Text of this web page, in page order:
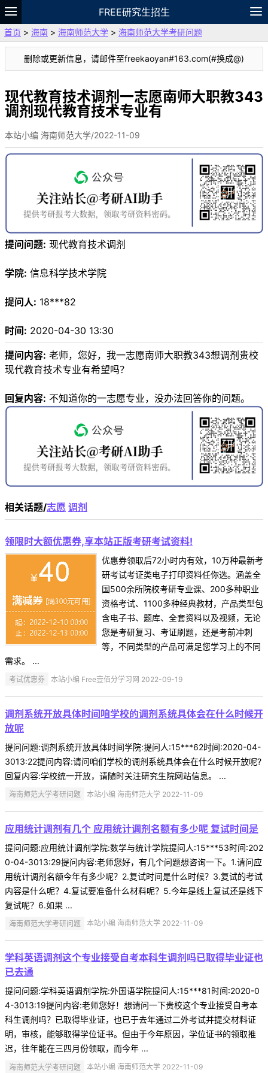
FREE研究生招生
题库
故事 专题 APP 笔记
论坛
VIP
资料
首页 > 海南 > 海南师范大学 > 海南师范大学考研问题
删除或更新信息，请邮件至freekaoyan#163.com(#换成@)
现代教育技术调剂一志愿南师大职教343
调剂现代教育技术专业有
本站小编 海南师范大学/2022-11-09
提问问题: 现代教育技术调剂
学院: 信息科学技术学院
提问人: 18***82
时间: 2020-04-30 13:30
提问内容: 老师，您好，我一志愿南师大职教343想调剂贵校
现代教育技术专业有希望吗？
回复内容: 不知道你的一志愿专业，没办法回答你的问题。
相关话题/志愿 调剂
领限时大额优惠券,享本站正版考研考试资料!
优惠券领取后72小时内有效，10万种最新考
研考试考证类电子打印资料任你选。涵盖全
国500余所院校考研专业课、200多种职业
资格考试、1100多种经典教材，产品类型包
含电子书、题库、全套资料以及视频，无论
您是考研复习、考证刷题，还是考前冲刺
等，不同类型的产品可满足您学习上的不同
需求。 ...
考试优惠券 本站小编 Free壹佰分学习网 2022-09-19
调剂系统开放具体时间咱学校的调剂系统具体会在什么时候开
放呢
提问问题:调剂系统开放具体时间学院:提问人:15***62时间:2020-04-
3013:22提问内容:请问咱们学校的调剂系统具体会在什么时候开放呢?
回复内容:学校统一开放，请随时关注研究生院网站信息。 ...
海南师范大学考研问题 本站小编 海南师范大学 2022-11-09
应用统计调剂有几个 应用统计调剂名额有多少呢 复试时间是
提问问题:应用统计调剂学院:数学与统计学院提问人:15***53时间:202
0-04-3013:29提问内容:老师您好，有几个问题想咨询一下。1.请问应
用统计调剂名额今年有多少呢？2.复试时间是什么时候？3.复试的考试
内容是什么呢？4.复试要准备什么材料呢？5.今年是线上复试还是线下
复试呢？6.如果 ...
海南师范大学考研问题 本站小编 海南师范大学 2022-11-09
学科英语调剂这个专业接受自考本科生调剂吗已取得毕业证也
已去通
提问问题:学科英语调剂学院:外国语学院提问人:15***81时间:2020-0
4-3013:19提问内容:老师您好！想请问一下贵校这个专业接受自考本
科生调剂吗？已取得毕业证，也已于去年通过二外考试并提交材料证
明，审核，能够取得学位证书。但由于今年原因，学位证书的领取推
迟，往年能在三四月份领取，而今年 ...
海南师范大学考研问题 本站小编 海南师范大学 2022-11-09